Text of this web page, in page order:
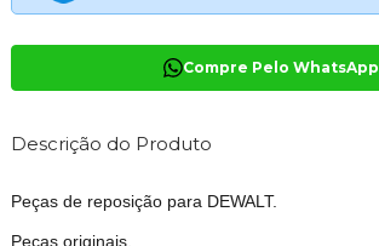
Compre Pelo WhatsApp
Descrição do Produto
Peças de reposição para DEWALT.
Peças originais.